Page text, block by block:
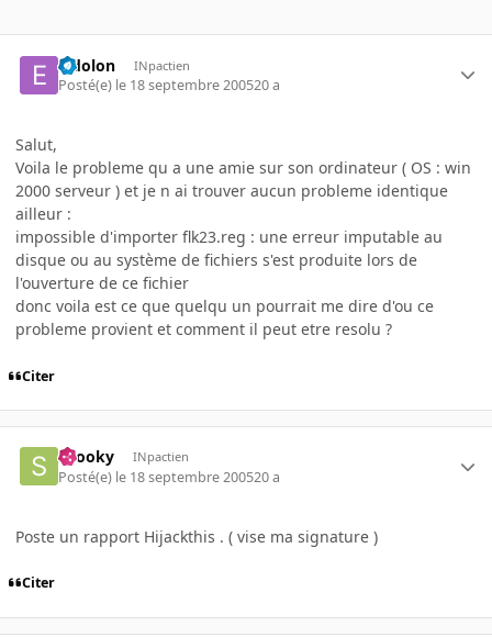
Eidolon INpactien
Posté(e) le 18 septembre 200520 a
Salut,
Voila le probleme qu a une amie sur son ordinateur ( OS : win
2000 serveur ) et je n ai trouver aucun probleme identique
ailleur :
impossible d'importer flk23.reg : une erreur imputable au
disque ou au système de fichiers s'est produite lors de
l'ouverture de ce fichier
donc voila est ce que quelqu un pourrait me dire d'ou ce
probleme provient et comment il peut etre resolu ?
Citer
snooky INpactien
Posté(e) le 18 septembre 200520 a
Poste un rapport Hijackthis . ( vise ma signature )
Citer